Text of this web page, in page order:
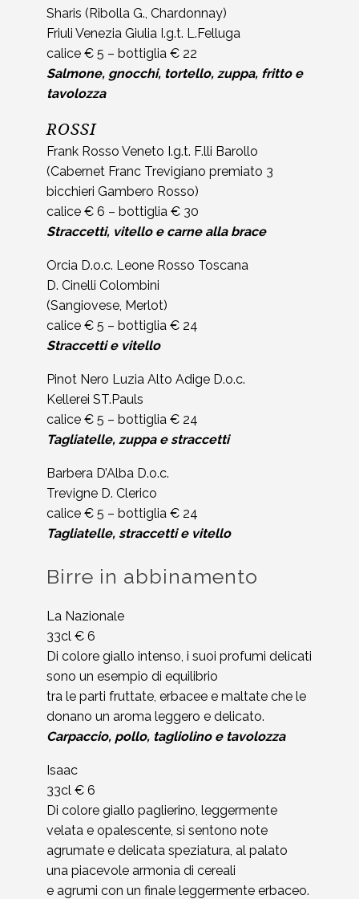
Sharis (Ribolla G., Chardonnay)
Friuli Venezia Giulia I.g.t. L.Felluga
calice € 5 – bottiglia € 22
Salmone, gnocchi, tortello, zuppa, fritto e
tavolozza
ROSSI
Frank Rosso Veneto I.g.t. F.lli Barollo
(Cabernet Franc Trevigiano premiato 3
bicchieri Gambero Rosso)
calice € 6 – bottiglia € 30
Straccetti, vitello e carne alla brace
Orcia D.o.c. Leone Rosso Toscana
D. Cinelli Colombini
(Sangiovese, Merlot)
calice € 5 – bottiglia € 24
Straccetti e vitello
Pinot Nero Luzia Alto Adige D.o.c.
Kellerei ST.Pauls
calice € 5 – bottiglia € 24
Tagliatelle, zuppa e straccetti
Barbera D’Alba D.o.c.
Trevigne D. Clerico
calice € 5 – bottiglia € 24
Tagliatelle, straccetti e vitello
Birre in abbinamento
La Nazionale
33cl € 6
Di colore giallo intenso, i suoi profumi delicati
sono un esempio di equilibrio
tra le parti fruttate, erbacee e maltate che le
donano un aroma leggero e delicato.
Carpaccio, pollo, tagliolino e tavolozza
Isaac
33cl € 6
Di colore giallo paglierino, leggermente
velata e opalescente, si sentono note
agrumate e delicata speziatura, al palato
una piacevole armonia di cereali
e agrumi con un finale leggermente erbaceo.